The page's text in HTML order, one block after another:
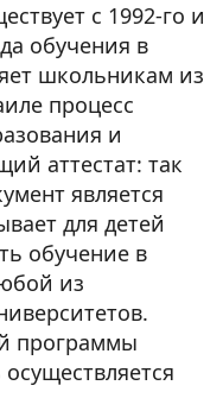
с 1992-го и
обучения в
школьникам из
процесс
и
аттестат: так
является
для детей
обучение в
из
программы